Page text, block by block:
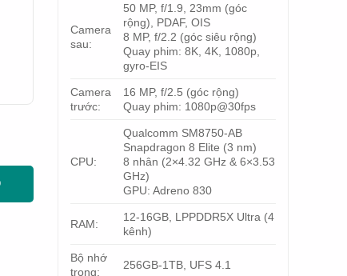
Camera
sau:
50 MP, f/1.9, 23mm (góc
rộng), PDAF, OIS
8 MP, f/2.2 (góc siêu rộng)
Quay phim: 8K, 4K, 1080p,
gyro-EIS
Camera
trước:
16 MP, f/2.5 (góc rộng)
Quay phim: 1080p@30fps
CPU:
Qualcomm SM8750-AB
Snapdragon 8 Elite (3 nm)
8 nhân (2×4.32 GHz & 6×3.53
GHz)
GPU: Adreno 830
RAM:
12-16GB, LPPDDR5X Ultra (4
kênh)
Bộ nhớ
trong:
256GB-1TB, UFS 4.1